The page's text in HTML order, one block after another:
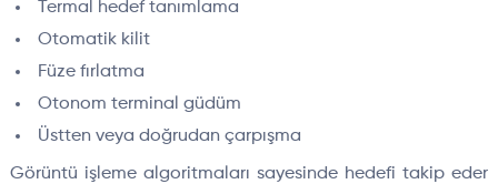
Termal hedef tanımlama
Otomatik kilit
Füze fırlatma
Otonom terminal güdüm
Üstten veya doğrudan çarpışma
Görüntü işleme algoritmaları sayesinde hedefi takip eder